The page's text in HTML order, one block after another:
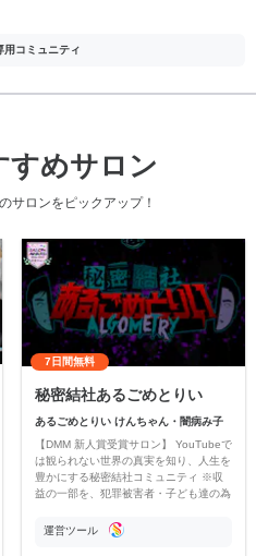
用コミュニティ
すめサロン
サロンをピックアップ！
7日間無料
秘密結社あるごめとりい
あるごめとりい けんちゃん・闇病み子
【DMM 新人賞受賞サロン】 YouTubeで
は観られない世界の真実を知り、人生を
豊かにする秘密結社コミュニティ ※収
益の一部を、犯罪被害者・子ども達の為
す運営ツール